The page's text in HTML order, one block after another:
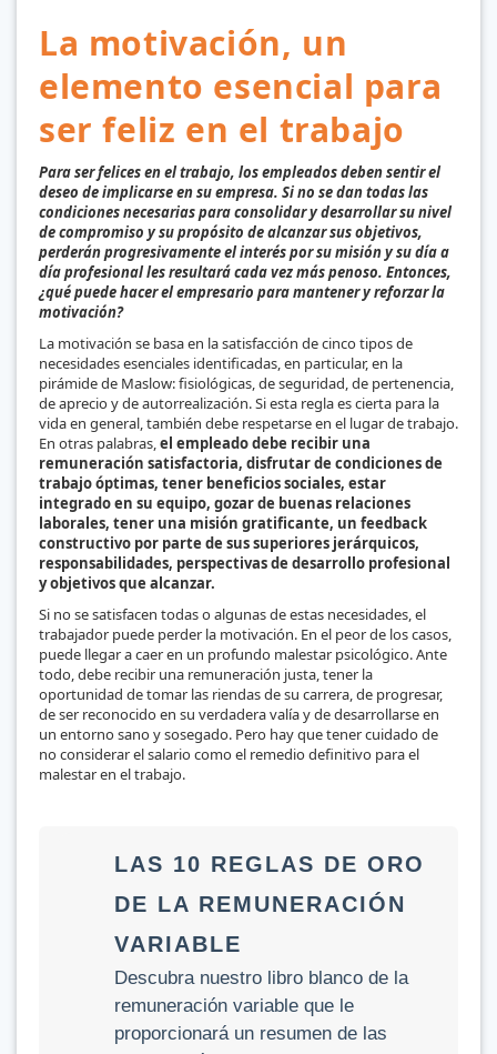
La motivación, un
elemento esencial para
ser feliz en el trabajo
Para ser felices en el trabajo, los empleados deben sentir el
deseo de implicarse en su empresa. Si no se dan todas las
condiciones necesarias para consolidar y desarrollar su nivel
de compromiso y su propósito de alcanzar sus objetivos,
perderán progresivamente el interés por su misión y su día a
día profesional les resultará cada vez más penoso. Entonces,
¿qué puede hacer el empresario para mantener y reforzar la
motivación?
La motivación se basa en la satisfacción de cinco tipos de
necesidades esenciales identificadas, en particular, en la
pirámide de Maslow: fisiológicas, de seguridad, de pertenencia,
de aprecio y de autorrealización. Si esta regla es cierta para la
vida en general, también debe respetarse en el lugar de trabajo.
En otras palabras,el empleado debe recibir una
remuneración satisfactoria, disfrutar de condiciones de
trabajo óptimas, tener beneficios sociales, estar
integrado en su equipo, gozar de buenas relaciones
laborales, tener una misión gratificante, un feedback
constructivo por parte de sus superiores jerárquicos,
responsabilidades, perspectivas de desarrollo profesional
y objetivos que alcanzar.
Si no se satisfacen todas o algunas de estas necesidades, el
trabajador puede perder la motivación. En el peor de los casos,
puede llegar a caer en un profundo malestar psicológico. Ante
todo, debe recibir una remuneración justa, tener la
oportunidad de tomar las riendas de su carrera, de progresar,
de ser reconocido en su verdadera valía y de desarrollarse en
un entorno sano y sosegado. Pero hay que tener cuidado de
no considerar el salario como el remedio definitivo para el
malestar en el trabajo.
LAS 10 REGLAS DE ORO
DE LA REMUNERACIÓN
VARIABLE
Descubra nuestro libro blanco de la
remuneración variable que le
proporcionará un resumen de las